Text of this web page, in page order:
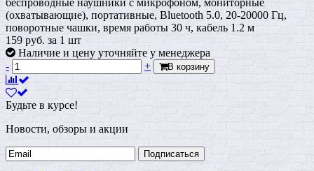
(охватывающие), портативные, Bluetooth 5.0, 20-20000 Гц,
поворотные чашки, время работы 30 ч, кабель 1.2 м
159 руб. за 1 шт
Наличие и цену уточняйте у менеджера
-
+ В корзину
Будьте в курсе!
Новости, обзоры и акции
Подписаться